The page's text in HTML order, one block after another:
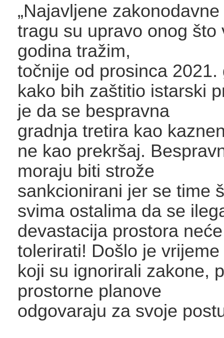
„Najavljene
tragu su upravo onog što
godina tražim,
točnije od prosinca 2021.
kako bih zaštitio istarski
je da se bespravna
gradnja tretira kao
ne kao prekršaj.
moraju biti strože
sankcionirani jer se time
svima ostalima da se
devastacija prostora neće
tolerirati! Došlo je
koji su ignorirali zakone,
prostorne planove
odgovaraju za svoje